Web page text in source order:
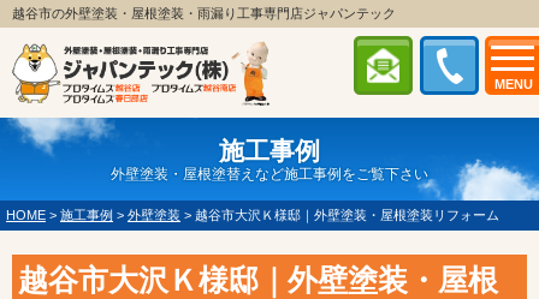
MENU
越谷市の外壁塗装・屋根塗装・雨漏り工事専門店ジャパンテック
施工事例
外壁塗装・屋根塗替えなど施工事例をご覧下さい
HOME > 施工事例 > 外壁塗装 > 越谷市大沢Ｋ様邸｜外壁塗装・屋根塗装リフォーム
越谷市大沢Ｋ様邸｜外壁塗装・屋根